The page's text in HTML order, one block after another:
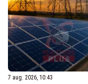
7 aug. 2026, 10:43